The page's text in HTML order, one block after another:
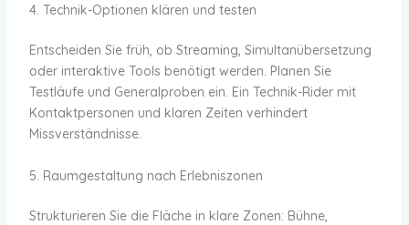
4. Technik-Optionen klären und testen
Entscheiden Sie früh, ob Streaming, Simultanübersetzung
oder interaktive Tools benötigt werden. Planen Sie
Testläufe und Generalproben ein. Ein Technik-Rider mit
Kontaktpersonen und klaren Zeiten verhindert
Missverständnisse.
5. Raumgestaltung nach Erlebniszonen
Strukturieren Sie die Fläche in klare Zonen: Bühne,